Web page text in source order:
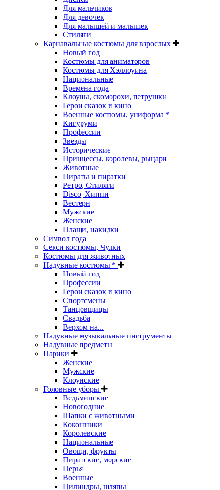
Для мальчиков
Для девочек
Для малышей и малышек
Стиляги
Карнавальные костюмы для взрослых
Новый год
Костюмы для аниматоров
Костюмы для Хэллоуина
Национальные
Времена года
Клоуны, скоморохи, петрушки
Герои сказок и кино
Военные костюмы, униформа *
Кигуруми
Профессии
Звезды
Исторические
Принцессы, королевы, рыцари
Животные
Пираты и пиратки
Ретро, Стиляги
Disco, Хиппи
Вестерн
Мужские
Женские
Плащи, накидки
Символ года
Секси костюмы, Чулки
Костюмы для животных
Надувные костюмы *
Новый год
Профессии
Герои сказок и кино
Спортсмены
Танцовщицы
Свадьба
Верхом на...
Надувные музыкальные инструменты
Надувные предметы
Парики
Женские
Мужские
Клоунские
Головные уборы
Ведьминские
Новогодние
Шапки с животными
Кокошники
Королевские
Национальные
Овощи, фрукты
Пиратские, морские
Перья
Военные
Цилиндры, шляпы